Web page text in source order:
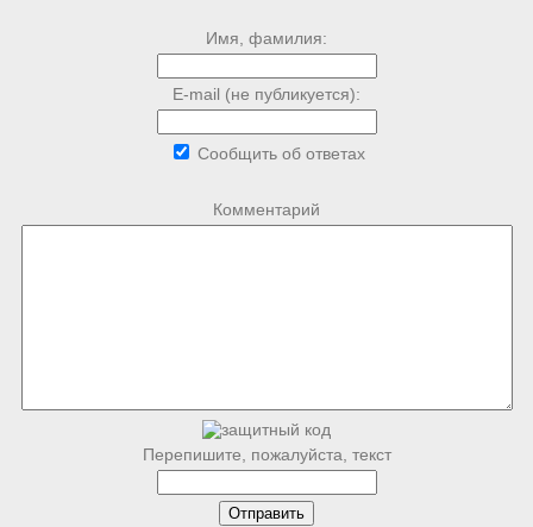
Имя, фамилия:
E-mail (не публикуется):
Сообщить об ответах
Комментарий
Перепишите, пожалуйста, текст